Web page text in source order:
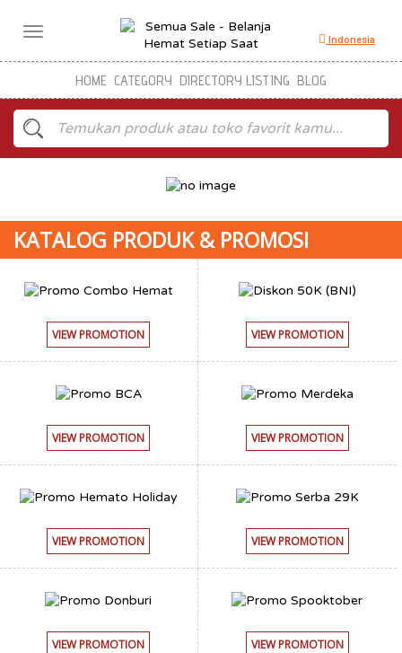
Toggle
Indonesia
HOME CATEGORY DIRECTORY LISTING BLOG
KATALOG PRODUK & PROMOSI
VIEW PROMOTION VIEW PROMOTION
VIEW PROMOTION VIEW PROMOTION
VIEW PROMOTION VIEW PROMOTION
VIEW PROMOTION VIEW PROMOTION